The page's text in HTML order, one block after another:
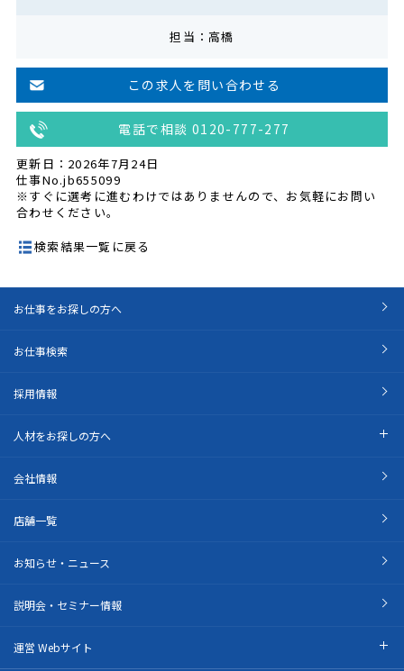
担当：高橋
この求人を問い合わせる
電話で相談 0120-777-277
更新日：2026年7月24日
仕事No.jb655099
※すぐに選考に進むわけではありませんので、お気軽にお問い
合わせください。
検索結果一覧に戻る
お仕事をお探しの方へ
お仕事検索
採用情報
人材をお探しの方へ
会社情報
店舗一覧
お知らせ・ニュース
説明会・セミナー情報
運営 Webサイト